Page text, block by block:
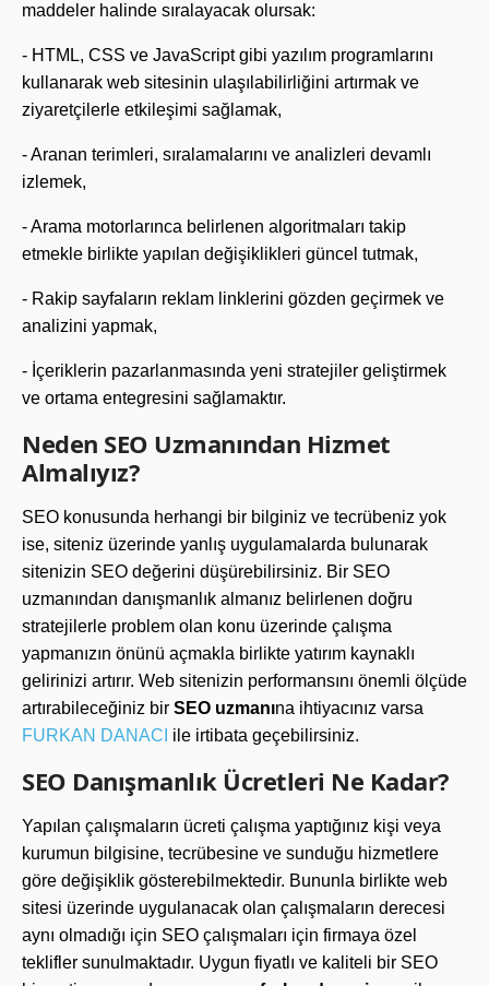
maddeler halinde sıralayacak olursak:
- HTML, CSS ve JavaScript gibi yazılım programlarını
kullanarak web sitesinin ulaşılabilirliğini artırmak ve
ziyaretçilerle etkileşimi sağlamak,
-Aranan terimleri, sıralamalarını ve analizleri devamlı
izlemek,
-Arama motorlarınca belirlenen algoritmaları takip
etmekle birlikte yapılan değişiklikleri güncel tutmak,
- Rakip sayfaların reklam linklerini gözden geçirmek ve
analizini yapmak,
- İçeriklerin pazarlanmasında yeni stratejiler geliştirmek
ve ortama entegresini sağlamaktır.
Neden SEO Uzmanından Hizmet
Almalıyız?
SEO konusunda herhangi bir bilginiz ve tecrübeniz yok
ise, siteniz üzerinde yanlış uygulamalarda bulunarak
sitenizin SEO değerini düşürebilirsiniz. Bir SEO
uzmanından danışmanlık almanız belirlenen doğru
stratejilerle problem olan konu üzerinde çalışma
yapmanızın önünü açmakla birlikte yatırım kaynaklı
gelirinizi artırır. Web sitenizin performansını önemli ölçüde
artırabileceğiniz bir SEO uzmanına ihtiyacınız varsa
FURKAN DANACI ile irtibata geçebilirsiniz.
SEO Danışmanlık Ücretleri Ne Kadar?
Yapılan çalışmaların ücreti çalışma yaptığınız kişi veya
kurumun bilgisine, tecrübesine ve sunduğu hizmetlere
göre değişiklik gösterebilmektedir. Bununla birlikte web
sitesi üzerinde uygulanacak olan çalışmaların derecesi
aynı olmadığı için SEO çalışmaları için firmaya özel
teklifler sunulmaktadır. Uygun fiyatlı ve kaliteli bir SEO